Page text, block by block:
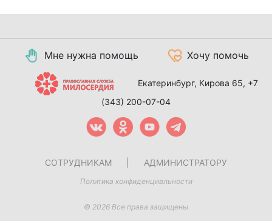
Мне нужна помощь Хочу помочь
Екатеринбург, Кирова 65, +7
(343) 200-07-04
СОТРУДНИКАМ АДМИНИСТРАТОРУ
Политика конфиденциальности
© 2026 Все права защищены